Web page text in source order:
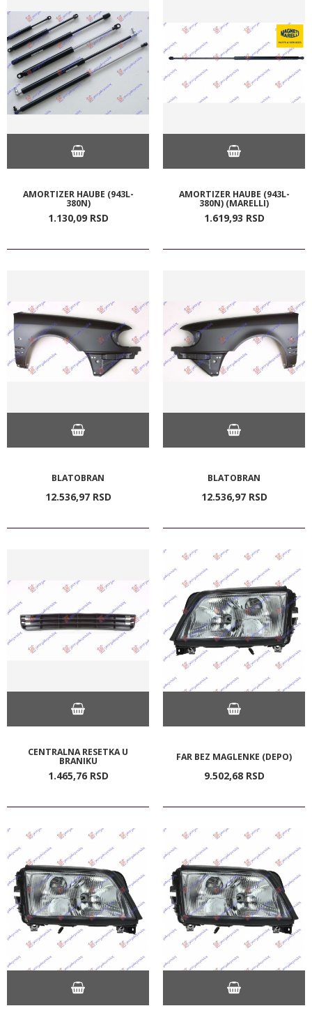
AMORTIZER HAUBE (943L-
380N)
1.130,09 RSD
AMORTIZER HAUBE (943L-
380N) (MARELLI)
1.619,93 RSD
BLATOBRAN
12.536,97 RSD
BLATOBRAN
12.536,97 RSD
CENTRALNA RESETKA U
BRANIKU
1.465,76 RSD
FAR BEZ MAGLENKE (DEPO)
9.502,68 RSD